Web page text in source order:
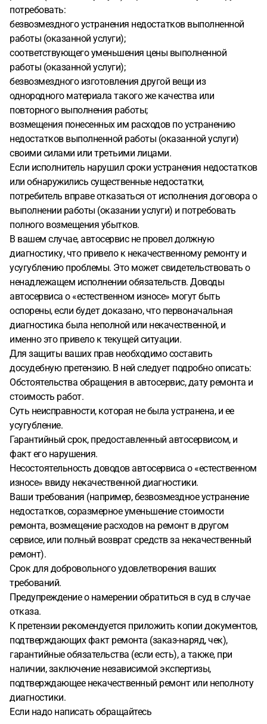
потребовать:
безвозмездного устранения недостатков выполненной
работы (оказанной услуги);
соответствующего уменьшения цены выполненной
работы (оказанной услуги);
безвозмездного изготовления другой вещи из
однородного материала такого же качества или
повторного выполнения работы;
возмещения понесенных им расходов по устранению
недостатков выполненной работы (оказанной услуги)
своими силами или третьими лицами.
Если исполнитель нарушил сроки устранения недостатков
или обнаружились существенные недостатки,
потребитель вправе отказаться от исполнения договора о
выполнении работы (оказании услуги) и потребовать
полного возмещения убытков.
В вашем случае, автосервис не провел должную
диагностику, что привело к некачественному ремонту и
усугублению проблемы. Это может свидетельствовать о
ненадлежащем исполнении обязательств. Доводы
автосервиса о «естественном износе» могут быть
оспорены, если будет доказано, что первоначальная
диагностика была неполной или некачественной, и
именно это привело к текущей ситуации.
Для защиты ваших прав необходимо составить
досудебную претензию. В ней следует подробно описать:
Обстоятельства обращения в автосервис, дату ремонта и
стоимость работ.
Суть неисправности, которая не была устранена, и ее
усугубление.
Гарантийный срок, предоставленный автосервисом, и
факт его нарушения.
Несостоятельность доводов автосервиса о «естественном
износе» ввиду некачественной диагностики.
Ваши требования (например, безвозмездное устранение
недостатков, соразмерное уменьшение стоимости
ремонта, возмещение расходов на ремонт в другом
сервисе, или полный возврат средств за некачественный
ремонт).
Срок для добровольного удовлетворения ваших
требований.
Предупреждение о намерении обратиться в суд в случае
отказа.
К претензии рекомендуется приложить копии документов,
подтверждающих факт ремонта (заказ-наряд, чек),
гарантийные обязательства (если есть), а также, при
наличии, заключение независимой экспертизы,
подтверждающее некачественный ремонт или неполноту
диагностики.
Если надо написать обращайтесь